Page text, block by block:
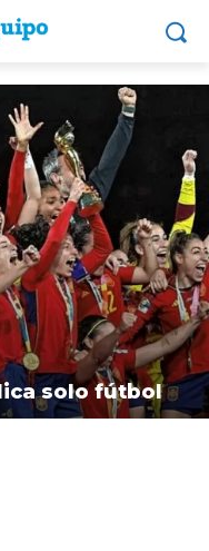
solo fútbol